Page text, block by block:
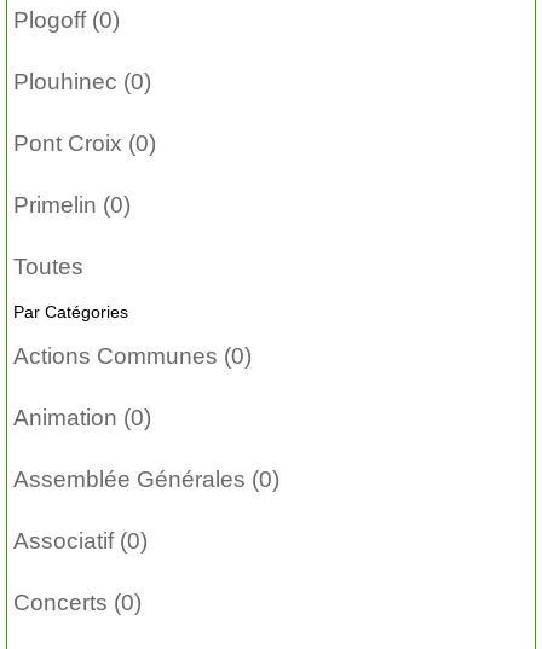
Plogoff (0)
Plouhinec (0)
Pont Croix (0)
Primelin (0)
Toutes
Par Catégories
Actions Communes (0)
Animation (0)
Assemblée Générales (0)
Associatif (0)
Concerts (0)